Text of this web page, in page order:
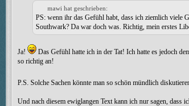
mawi hat geschrieben:
PS: wenn ihr das Gefühl habt, dass ich ziemlich viele
Southwark? Da war doch was. Richtig, mein erstes
Ja! Das Gefühl hatte ich in der Tat! Ich hatte es jedoch
so richtig an!
P.S. Solche Sachen könnte man so schön mündlich
Und nach diesem ewiglangen Text kann ich nur sagen, dass